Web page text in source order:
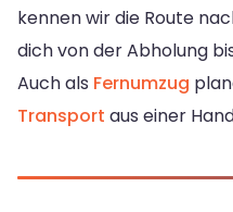
kennen wir die Route
dich von der Abholung
Auch als Fernumzug
Transport aus einer